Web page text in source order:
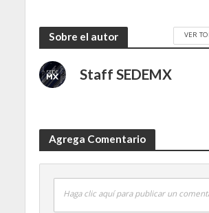
Sobre el autor VER
Staff SEDEMX
Agrega Comentario
Haga clic aquí para publicar un